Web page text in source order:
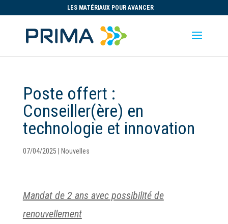
LES MATÉRIAUX POUR AVANCER
Poste offert :
Conseiller(ère) en
technologie et innovation
07/04/2025 Nouvelles
Mandat de 2 ans avec possibilité de
renouvellement